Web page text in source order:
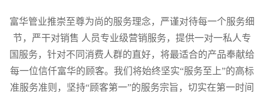
富华管业推崇至尊为尚的服务理念，严谨对待每一个服务细
节，严干对销售 人员专业级营销服务，提供一对一私人专
国服务，针对不同消费人群的直好，将最适合的产品奉献给
每一位信仟富华的顾客。我们将始终坚实“服务至上”的高标
准服务准则，坚持“顾客第一”的服务宗旨，切实在第一时间